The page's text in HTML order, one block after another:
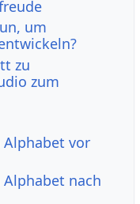
um
zu
zum
vor
nach